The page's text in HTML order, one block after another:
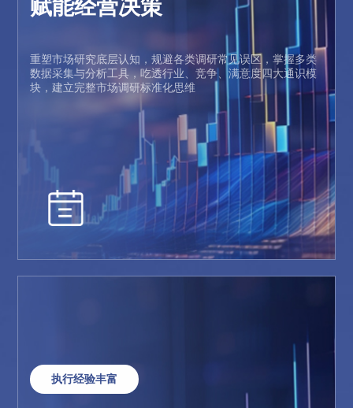
赋能经营决策
重塑市场研究底层认知，规避各类调研常见误区，掌握多类
数据采集与分析工具，吃透行业、竞争、满意度四大通识模
块，建立完整市场调研标准化思维
执行经验丰富